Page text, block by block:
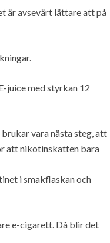
är avsevärt lättare att på
juice med styrkan 12
vara nästa steg, att
att nikotinskatten bara
i smakflaskan och
e-cigarett. Då blir det